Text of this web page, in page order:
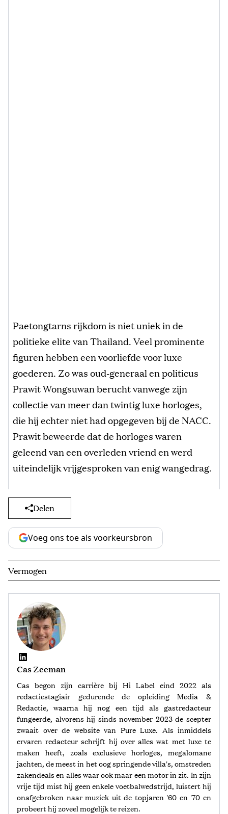
Paetongtarns rijkdom is niet uniek in de
politieke elite van Thailand. Veel prominente
figuren hebben een voorliefde voor luxe
goederen. Zo was oud-generaal en politicus
Prawit Wongsuwan berucht vanwege zijn
collectie van meer dan twintig luxe horloges,
die hij echter niet had opgegeven bij de NACC.
Prawit beweerde dat de horloges waren
geleend van een overleden vriend en werd
uiteindelijk vrijgesproken van enig wangedrag.
Delen
Voeg ons toe als voorkeursbron
Vermogen
Cas Zeeman
Cas begon zijn carrière bij Hi Label eind 2022 als
redactiestagiair gedurende de opleiding Media &
Redactie, waarna hij nog een tijd als gastredacteur
fungeerde, alvorens hij sinds november 2023 de scepter
zwaait over de website van Pure Luxe. Als inmiddels
ervaren redacteur schrijft hij over alles wat met luxe te
maken heeft, zoals exclusieve horloges, megalomane
jachten, de meest in het oog springende villa's, omstreden
zakendeals en alles waar ook maar een motor in zit. In zijn
vrije tijd mist hij geen enkele voetbalwedstrijd, luistert hij
onafgebroken naar muziek uit de topjaren '60 en '70 en
probeert hij zoveel mogelijk te reizen.